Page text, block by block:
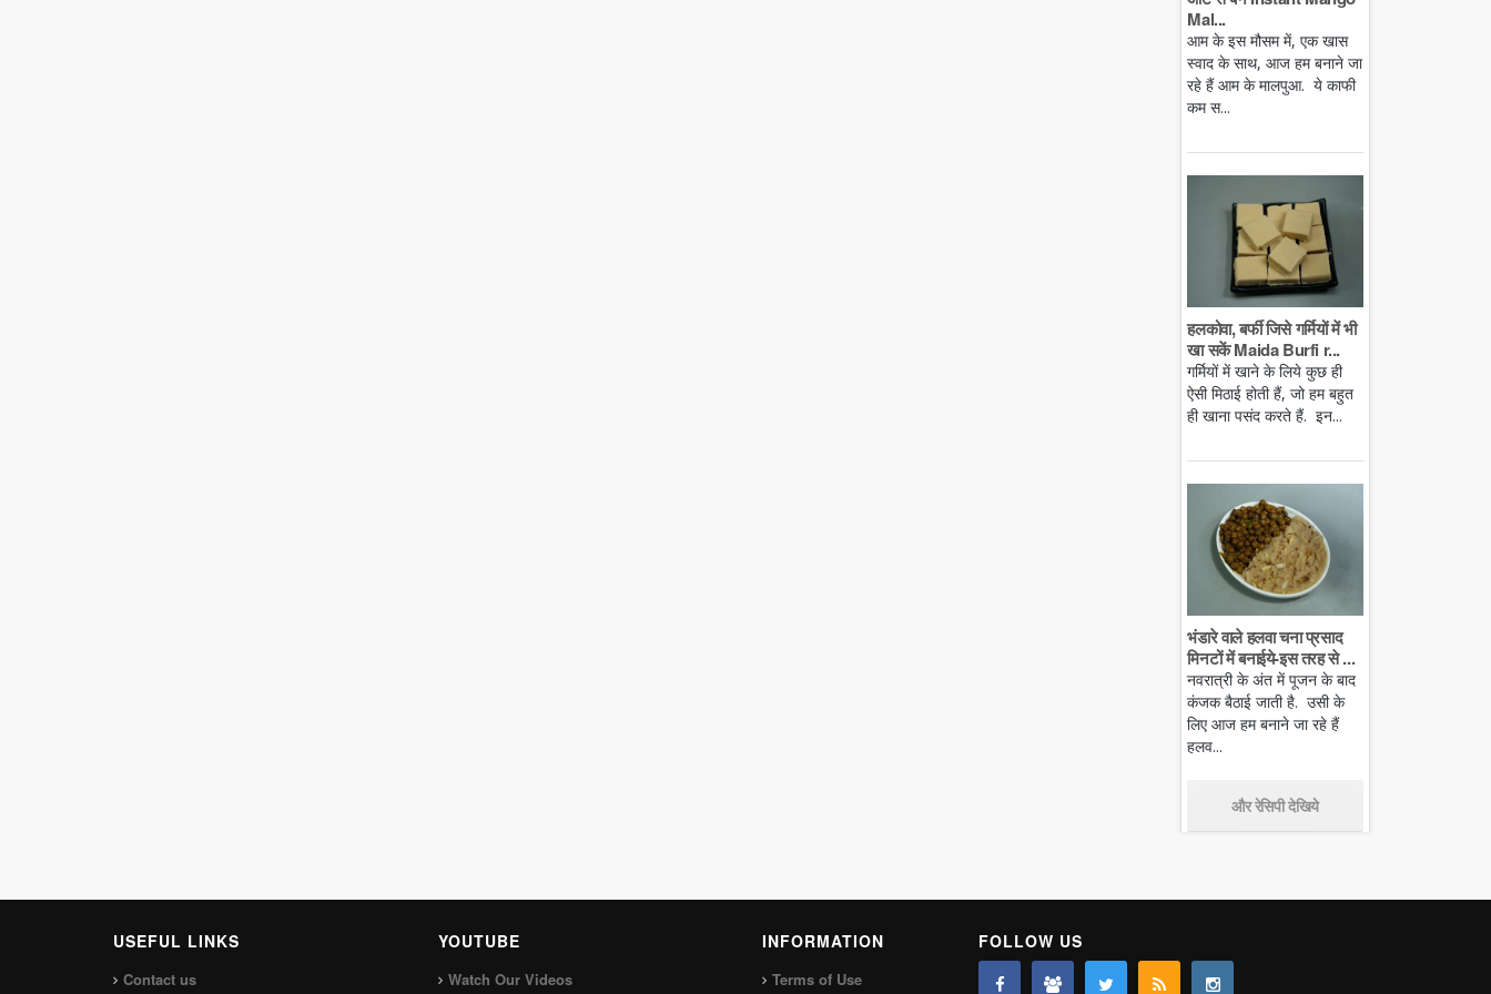
Mal...
आम के इस मौसम में, एक खास
स्वाद के साथ, आज हम बनाने जा
रहे हैं आम के मालपुआ. ये काफी
कम स...
हलकोवा, बर्फी जिसे गर्मियों में भी
खा सकें Maida Burfi r...
गर्मियों में खाने के लिये कुछ ही
ऐसी मिठाई होती हैं, जो हम बहुत
ही खाना पसंद करते हैं. इन...
भंडारे वाले हलवा चना प्रसाद
मिनटों में बनाईये-इस तरह से ...
नवरात्री के अंत में पूजन के बाद
कंजक बैठाई जाती है. उसी के
लिए आज हम बनाने जा रहे हैं
हलव...
और रेसिपी देखिये
USEFUL LINKS
Contact us
YOUTUBE
Watch Our Videos
INFORMATION
Terms of Use
FOLLOW US